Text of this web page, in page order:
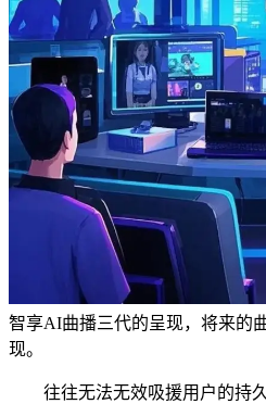
智享AI曲播三代的呈现，将来的
现。
往往无法无效吸援用户的持久